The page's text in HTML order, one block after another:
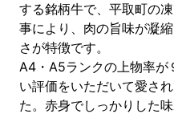
する銘柄牛で、平取町の
事により、肉の旨味が凝
さが特徴です。
A4・A5ランクの上物率が
い評価をいただいて愛さ
た。赤身でしっかりした